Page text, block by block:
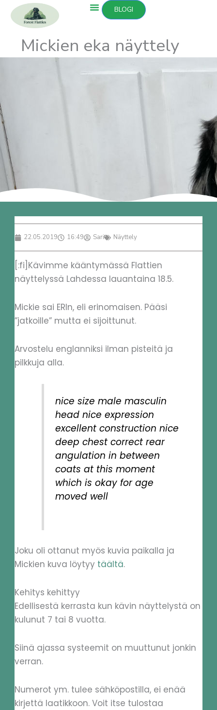
sisältöön
BLOGI
Mickien eka näyttely
22.05.2019 16:49 Sari Näyttely
[:fi]Kävimme kääntymässä Flattien
näyttelyssä Lahdessa lauantaina 18.5.
Mickie sai ERIn, eli erinomaisen. Pääsi
”jatkoille” mutta ei sijoittunut.
Arvostelu englanniksi ilman pisteitä ja
pilkkuja alla.
nice size male masculin
head nice expression
excellent construction nice
deep chest correct rear
angulation in between
coats at this moment
which is okay for age
moved well
Joku oli ottanut myös kuvia paikalla ja
Mickien kuva löytyy täältä.
Kehitys kehittyy
Edellisestä kerrasta kun kävin näyttelystä on
kulunut 7 tai 8 vuotta.
Siinä ajassa systeemit on muuttunut jonkin
verran.
Numerot ym. tulee sähköpostilla, ei enää
kirjettä laatikkoon. Voit itse tulostaa